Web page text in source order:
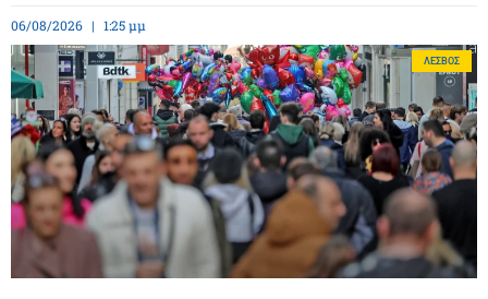
06/08/2026 1:25 μμ
ΛΈΣΒΟΣ